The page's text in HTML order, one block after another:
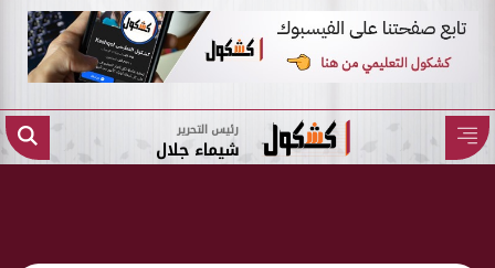
رئيس التحرير
شيماء جلال